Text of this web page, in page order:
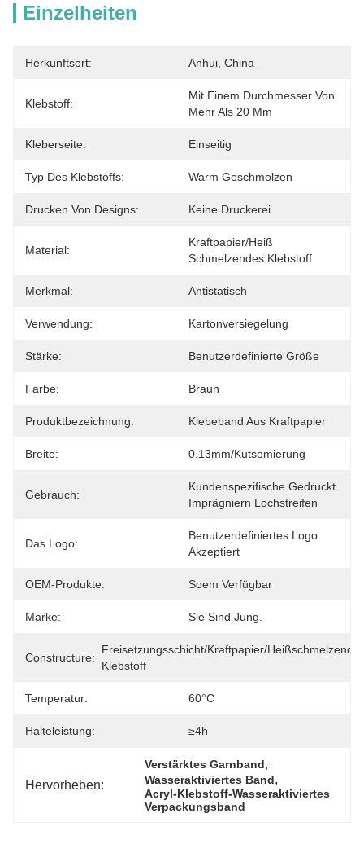
Einzelheiten
Herkunftsort: Anhui, China
Klebstoff:
Mit Einem Durchmesser Von
Mehr Als 20 Mm
Kleberseite: Einseitig
Typ Des Klebstoffs: Warm Geschmolzen
Drucken Von Designs: Keine Druckerei
Material:
Kraftpapier/heiß
Schmelzendes Klebstoff
Merkmal: Antistatisch
Verwendung: Kartonversiegelung
Stärke: Benutzerdefinierte Größe
Farbe: Braun
Produktbezeichnung: Klebeband Aus Kraftpapier
Breite: 0.13mm/Kutsomierung
Gebrauch:
Kundenspezifische Gedruckt
Imprägniern Lochstreifen
Das Logo:
Benutzerdefiniertes Logo
Akzeptiert
OEM-Produkte: Soem Verfügbar
Marke: Sie Sind Jung.
Constructure:
Freisetzungsschicht/Kraftpapier/
Klebstoff
Temperatur: 60°C
Halteleistung: ≥4h
Hervorheben:
Verstärktes Garnband,
Wasseraktiviertes Band,
Acryl-Klebstoff-Wasseraktiviertes
Verpackungsband